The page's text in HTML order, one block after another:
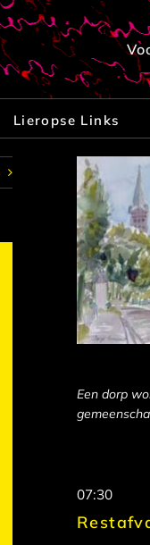
Lieropse Links
Een dorp
07:30